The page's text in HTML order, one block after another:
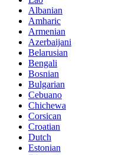
Albanian
Amharic
Armenian
Azerbaijani
Belarusian
Bengali
Bosnian
Bulgarian
Cebuano
Chichewa
Corsican
Croatian
Dutch
Estonian